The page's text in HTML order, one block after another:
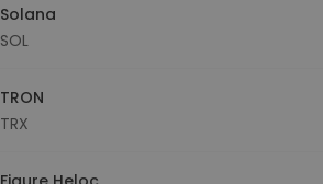
Solana
SOL
TRON
TRX